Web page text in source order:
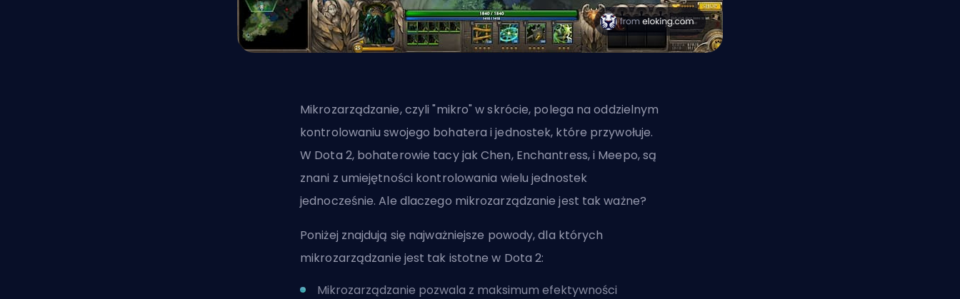
Mikrozarządzanie, czyli "mikro" w skrócie, polega na oddzielnym
kontrolowaniu swojego bohatera i jednostek, które przywołuje.
W Dota 2, bohaterowie tacy jak Chen, Enchantress, i Meepo, są
znani z umiejętności kontrolowania wielu jednostek
jednocześnie. Ale dlaczego mikrozarządzanie jest tak ważne?
Poniżej znajdują się najważniejsze powody, dla których
mikrozarządzanie jest tak istotne w Dota 2:
Mikrozarządzanie pozwala z maksimum efektywności